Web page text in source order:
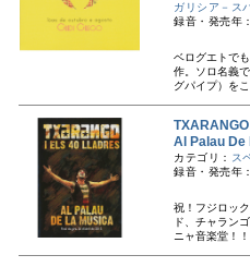
ガリシア－ス
録音・発売年
ベログエトで
作。ソロ名義
グパイプ）を
Al Palau
カテゴリ： ス
録音・発売年
祝！フジロッ
ド、チャラン
ニャ音楽堂！